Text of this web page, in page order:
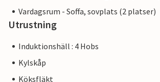
Vardagsrum - Soffa, sovplats (2 platser)
Utrustning
Induktionshäll : 4 Hobs
Kylskåp
Köksfläkt